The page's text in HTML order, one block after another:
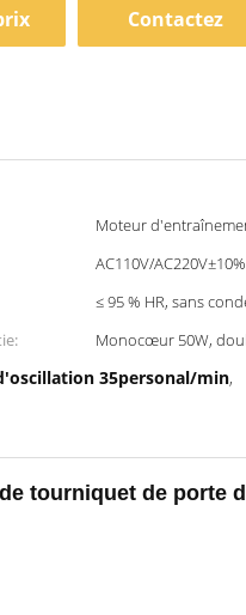
Contactez
Moteur
AC110V/AC220V±10%
≤ 95 % HR, sans
Monocœur 50W,
35personal/min,
tourniquet de porte